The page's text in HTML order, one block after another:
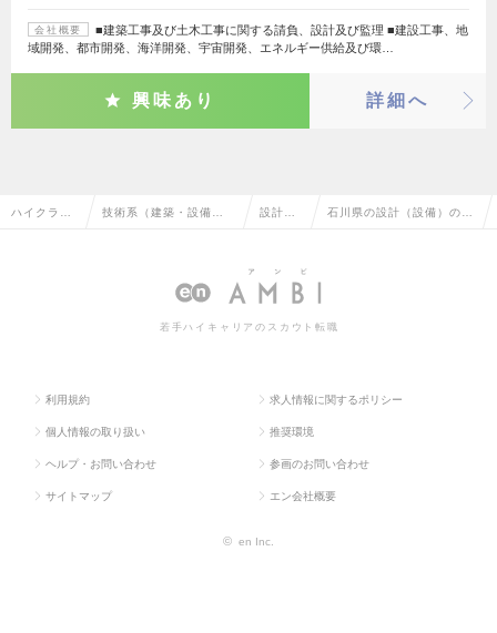
会社概要
■建築工事及び土木工事に関する請負、設計及び監理 ■建設工事、地
域開発、都市開発、海洋開発、宇宙開発、エネルギー供給及び環…
興味あり 詳細へ
ハイクラス 技術系（建築・設備・ 設計
備）
石川県の設計（設備）の転
若手ハイキャリアのスカウト転職
利用規約 求人情報に関するポリシー
個人情報の取り扱い 推奨環境
ヘルプ・お問い合わせ 参画のお問い合わせ
サイトマップ エン会社概要
© en Inc.